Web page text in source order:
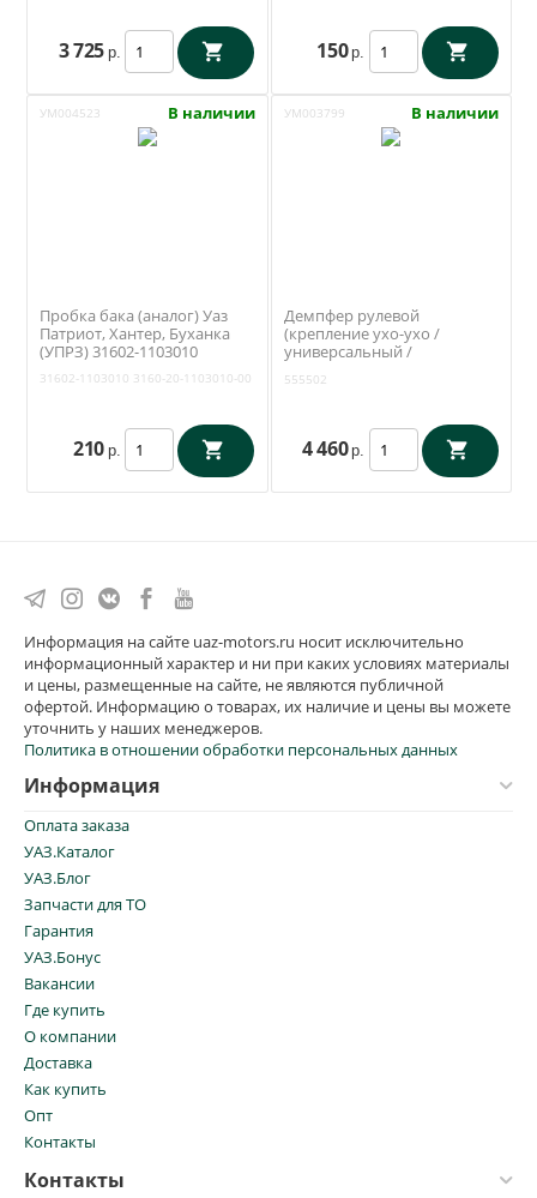
3 725 р. 150 р.
УМ004523 В наличии
Пробка бака (аналог) Уаз
Патриот, Хантер, Буханка
(УПРЗ) 31602-1103010
31602-1103010 3160-20-1103010-00
210 р.
УМ003799 В наличии
Демпфер рулевой
(крепление ухо-ухо /
универсальный /
RedBTR (555502)
555502
4 460 р.
Информация на сайте uaz-motors.ru носит исключительно
информационный характер и ни при каких условиях материалы
и цены, размещенные на сайте, не являются публичной
офертой. Информацию о товарах, их наличие и цены вы можете
уточнить у наших менеджеров.
Политика в отношении обработки персональных данных
Информация
Оплата заказа
УАЗ.Каталог
УАЗ.Блог
Запчасти для ТО
Гарантия
УАЗ.Бонус
Вакансии
Где купить
О компании
Доставка
Как купить
Опт
Контакты
Контакты